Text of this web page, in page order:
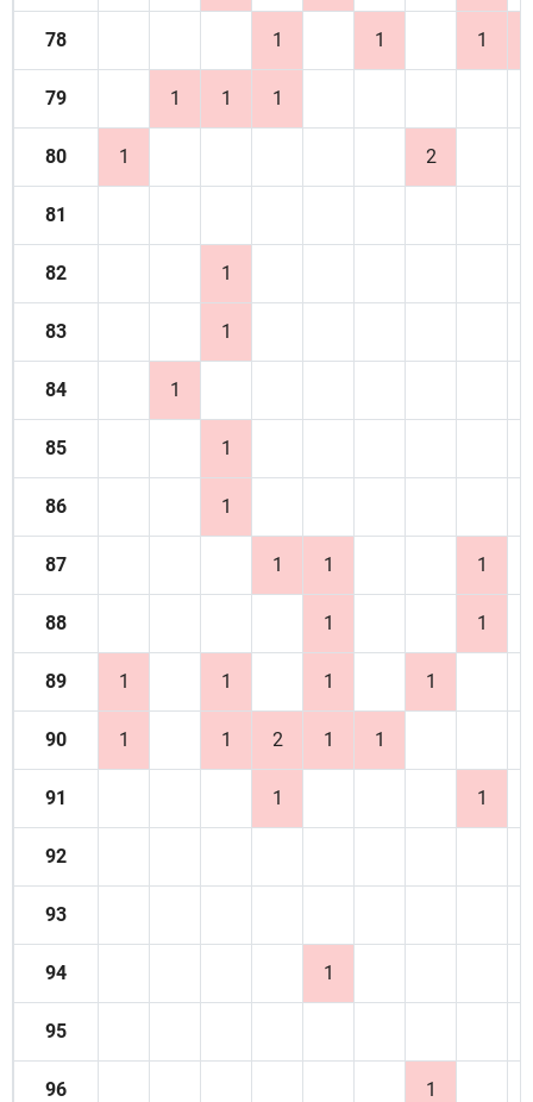
78 1 1 1
79 1 1 1
80 1 2
81
82 1
83 1
84 1
85 1
86 1
87 1 1 1
88 1 1
89 1 1 1 1
90 1 1 2 1 1
91 1 1
92
93
94 1
95
96 1